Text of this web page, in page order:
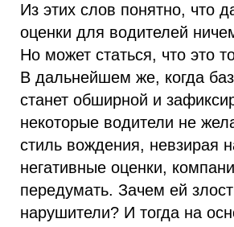
Из этих слов понятно, что
оценки для водителей
Но может статься, что это
В дальнейшем же, когда
станет обширной и
некоторые водители не
стиль вождения, невзирая
негативные оценки,
передумать. Зачем ей
нарушители? И тогда на